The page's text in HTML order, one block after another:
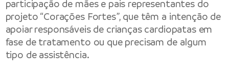
participação de mães e pais representantes do
projeto “Corações Fortes”, que têm a intenção de
apoiar responsáveis de crianças cardiopatas em
fase de tratamento ou que precisam de algum
tipo de assistência.